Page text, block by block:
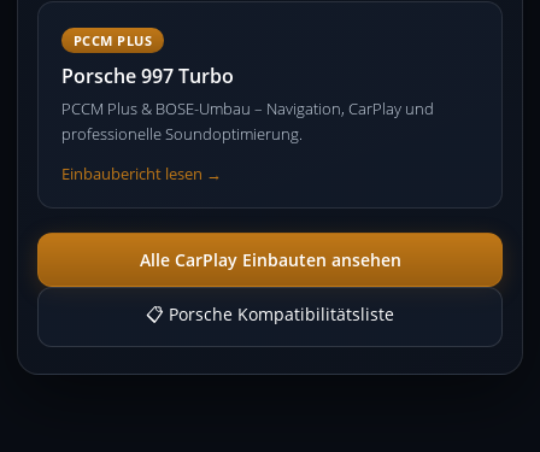
PCCM PLUS
Porsche 997 Turbo
PCCM Plus & BOSE-Umbau – Navigation, CarPlay und
professionelle Soundoptimierung.
Einbaubericht lesen →
Alle CarPlay Einbauten ansehen
📋 Porsche Kompatibilitätsliste